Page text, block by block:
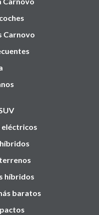
Carnovo
eléctricos
híbridos
baratos